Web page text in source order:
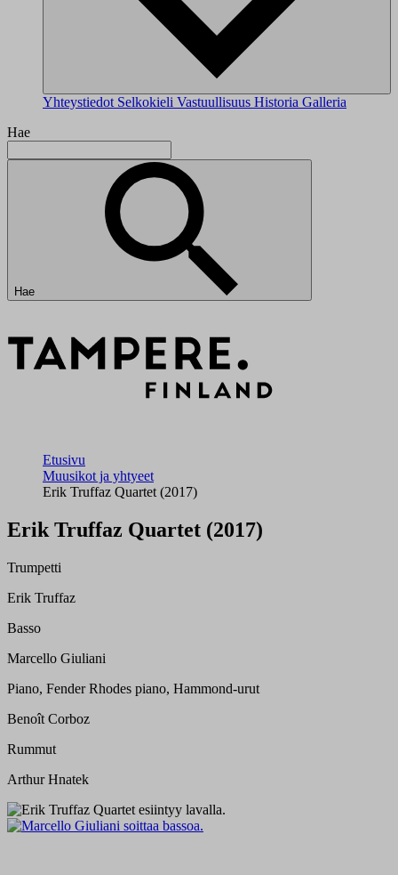
Yhteystiedot Selkokieli Vastuullisuus Historia Galleria
Hae
Hae
Etusivu
Muusikot ja yhtyeet
Erik Truffaz Quartet (2017)
Erik Truffaz Quartet (2017)
Trumpetti
Erik Truffaz
Basso
Marcello Giuliani
Piano, Fender Rhodes piano, Hammond-urut
Benoît Corboz
Rummut
Arthur Hnatek